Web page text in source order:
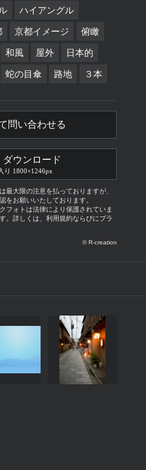
ハイアングル
京都イメージ 俯瞰
和風 屋外 日本的
蛇の目傘 路地 ３本
問い合わせる
ダウンロード
り 1800×1246px
大限の注意を払っておりますが、
をお願いいたしております。
フォトは法律により保護されていま
。詳しくは、利用規約ならびにプラ
© R-creation